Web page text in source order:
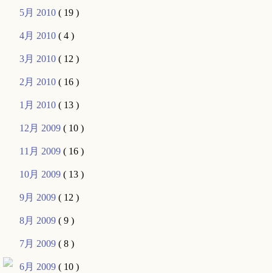
5月 2010( 19 )
4月 2010( 4 )
3月 2010( 12 )
2月 2010( 16 )
1月 2010( 13 )
12月 2009( 10 )
11月 2009( 16 )
10月 2009( 13 )
9月 2009( 12 )
8月 2009( 9 )
7月 2009( 8 )
6月 2009( 10 )